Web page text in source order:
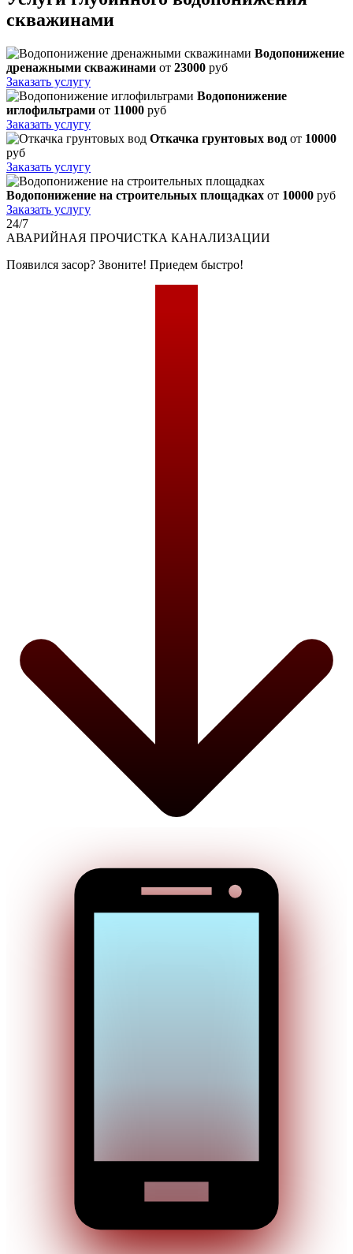
скважинами
Водопонижение
дренажными скважинами от 23000 руб
Заказать услугу
Водопонижение
иглофильтрами от 11000 руб
Заказать услугу
Откачка грунтовых вод от 10000
руб
Заказать услугу
Водопонижение на строительных площадках от 10000 руб
Заказать услугу
24/7
АВАРИЙНАЯ ПРОЧИСТКА КАНАЛИЗАЦИИ
Появился засор? Звоните! Приедем быстро!